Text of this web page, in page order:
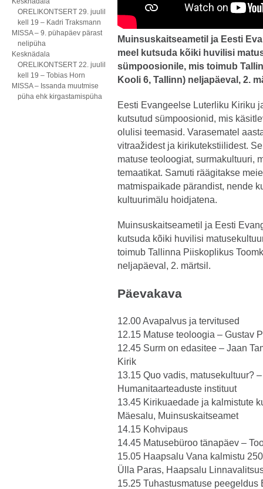
ORELIKONTSERT 29. juulil
kell 19 – Kadri Traksmann
MISSA – 9. pühapäev pärast
nelipüha
Kesknädala
ORELIKONTSERT 22. juulil
kell 19 – Tobias Horn
MISSA – Issanda muutmise
püha ehk kirgastamispüha
Muinsuskaitseametil ja Eesti
meel kutsuda kõiki huvilisi
sümpoosionile, mis toimub
Kooli 6, Tallinn) neljapäeval, 2.
Eesti Evangeelse Luterliku Kiriku
kutsutud sümpoosionid, mis
olulisi teemasid. Varasematel
vitraažidest ja kirikutekstiilidest.
matuse teoloogiat, surmakultuuri,
temaatikat. Samuti räägitakse
matmispaikade pärandist, nende
kultuurimälu hoidjatena.
Muinsuskaitseametil ja Eesti
kutsuda kõiki huvilisi
toimub Tallinna Piiskoplikus
neljapäeval, 2. märtsil.
Päevakava
12.00 Avapalvus ja tervitused
12.15 Matuse teoloogia – Gustav
12.45 Surm on edasitee – Jaan
Kirik
13.15 Quo vadis, matusekultuur?
Humanitaarteaduste instituut
13.45 Kirikuaedade ja kalmistute
Mäesalu, Muinsuskaitseamet
14.15 Kohvipaus
14.45 Matusebüroo tänapäev –
15.05 Haapsalu Vana kalmistu
Ülla Paras, Haapsalu
15.25 Tuhastusmatuse